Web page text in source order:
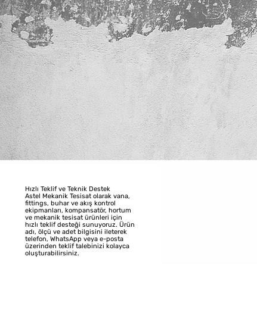
Hızlı Teklif ve Teknik Destek
Astel Mekanik Tesisat olarak vana,
fittings, buhar ve akış kontrol
ekipmanları, kompansatör, hortum
ve mekanik tesisat ürünleri için
hızlı teklif desteği sunuyoruz. Ürün
adı, ölçü ve adet bilgisini ileterek
telefon, WhatsApp veya e-posta
üzerinden teklif talebinizi kolayca
oluşturabilirsiniz.